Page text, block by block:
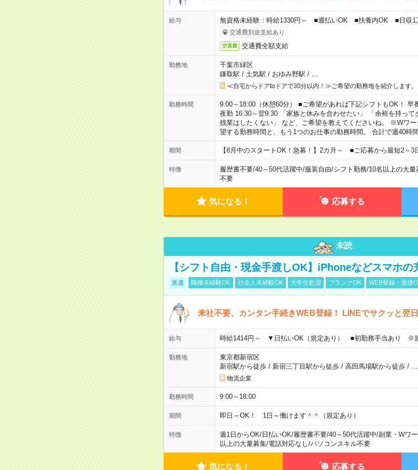
給与 無資格未経験：時給1330円～ ■週払いOK ■扶養内OK ■日収1
交通費別途支給あり
交通費 交通費全額支給
勤務地
千葉市緑区
鎌取駅 / 土気駅 / おゆみ野駅 /
≪自宅からドアtoドアで30分以内！≫ご希望の勤務地を紹介します。
勤務時間
9:00～18:00（休憩60分） ■ご希望があれば下記シフトもOK！ 早
夜勤 16:30～翌9:30 「家族と休みを合わせたい」 「余裕を持っ
残業はしたくない」 など、ご希望を教えてくださいね。 ※Wワ
望する勤務時間と、もう1つのお仕事の勤務時間。 合計で週40時
期間 【8月中のスタートOK！急募！】2カ月～ ■ご応募から最短2～3
特徴 履歴書不要/40～50代活躍中/服装自由/シフト勤務/10名以上の大量
不要
気になる！ 応募する
未読
【シフト自由・現金手渡しOK】iPhoneなどスマホの
派遣 職種未経験OK 社会人未経験OK 大学生歓迎 ブランクOK WEB登録・面接
来社不要、カンタン手続きWEB登録！ LINEでサクッと翌
給与 時給1414円～ ▼日払いOK（規定あり） ■初勤務手当あり ※
勤務地
東京都新宿区
新宿駅から徒歩/ 新宿三丁目駅から徒歩/ 高田馬場駅から徒歩/
物流企業
勤務時間 9:00～18:00
期間 即日～OK！ 1日～働けます＾＾（規定あり）
特徴 週1日からOK/日払いOK/履歴書不要/40～50代活躍中/副業・Wワ
以上の大量募集/電話対応なし/パソコンスキル不要
気になる！ 応募する